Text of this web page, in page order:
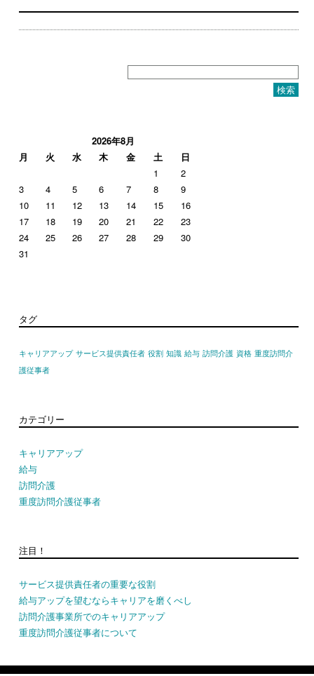
2026年8月
月
火 水 木 金 土
日
1
2
3
4 5 6 7 8
9
10
11 12 13 14 15
16
17
18 19 20 21 22
23
24
25 26 27 28 29
30
31
タグ
キャリアアップ サービス提供責任者 役割 知識 給与 訪問介護 資格 重度訪問介
護従事者
カテゴリー
キャリアアップ
給与
訪問介護
重度訪問介護従事者
注目！
サービス提供責任者の重要な役割
給与アップを望むならキャリアを磨くべし
訪問介護事業所でのキャリアアップ
重度訪問介護従事者について